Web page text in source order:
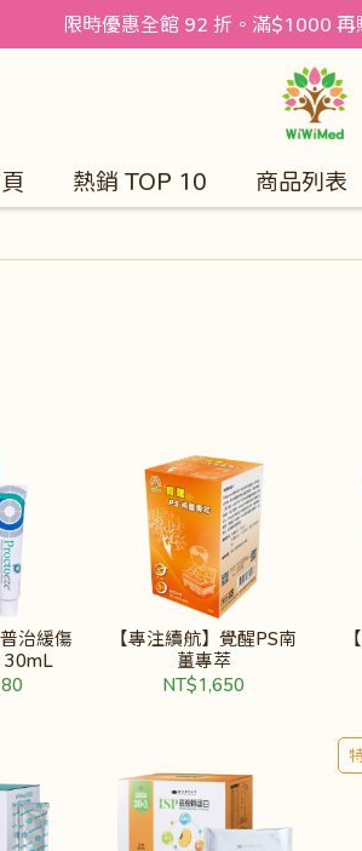
限時優惠全館 92 折。滿$1000
熱銷 TOP 10 商品列表
治緩傷
30mL
【專注續航】覺醒PS南
薑專萃
NT$1,650